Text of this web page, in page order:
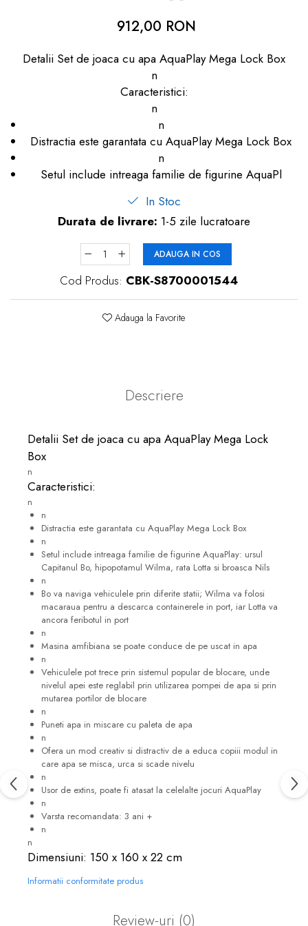
Produse îngrijire copii
Igiena copii
912,00 RON
Detalii Set de joaca cu apa AquaPlay Mega Lock Box
n
Caracteristici:
n
n
Distractia este garantata cu AquaPlay Mega Lock Box
n
Setul include intreaga familie de figurine AquaPl
In Stoc
Durata de livrare: 1-5 zile lucratoare
ADAUGA IN COS
Cod Produs: CBK-S8700001544
Adauga la Favorite
Descriere
Detalii Set de joaca cu apa AquaPlay Mega Lock
Box
n
Caracteristici:
n
n
Distractia este garantata cu AquaPlay Mega Lock Box
n
Setul include intreaga familie de figurine AquaPlay: ursul
Capitanul Bo, hipopotamul Wilma, rata Lotta si broasca Nils
n
Bo va naviga vehiculele prin diferite statii; Wilma va folosi
macaraua pentru a descarca containerele in port, iar Lotta va
ancora feribotul in port
n
Masina amfibiana se poate conduce de pe uscat in apa
n
Vehiculele pot trece prin sistemul popular de blocare, unde
nivelul apei este reglabil prin utilizarea pompei de apa si prin
mutarea portilor de blocare
n
Puneti apa in miscare cu paleta de apa
n
Ofera un mod creativ si distractiv de a educa copiii modul in
care apa se misca, urca si scade nivelu
n
Usor de extins, poate fi atasat la celelalte jocuri AquaPlay
n
Varsta recomandata: 3 ani +
n
n
Dimensiuni: 150 x 160 x 22 cm
Informatii conformitate produs
Review-uri (0)